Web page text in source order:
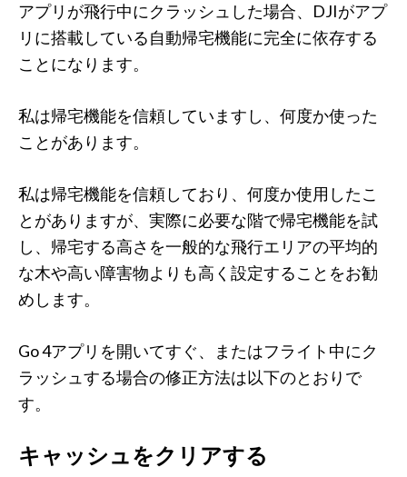
アプリが飛行中にクラッシュした場合、DJIがアプ
リに搭載している自動帰宅機能に完全に依存する
ことになります。
私は帰宅機能を信頼していますし、何度か使った
ことがあります。
私は帰宅機能を信頼しており、何度か使用したこ
とがありますが、実際に必要な階で帰宅機能を試
し、帰宅する高さを一般的な飛行エリアの平均的
な木や高い障害物よりも高く設定することをお勧
めします。
Go 4アプリを開いてすぐ、またはフライト中にク
ラッシュする場合の修正方法は以下のとおりで
す。
キャッシュをクリアする